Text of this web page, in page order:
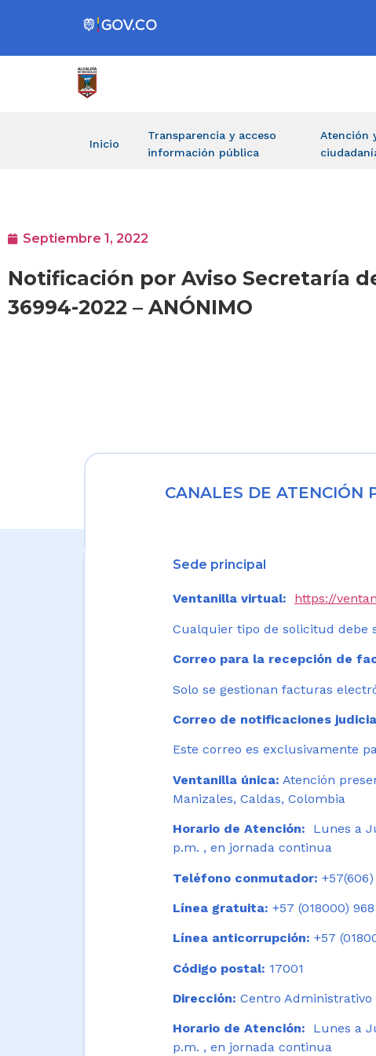
Inicio
Transparencia y acceso
información pública
Atención
Septiembre 1, 2022
Notificación por Aviso Secretaría
36994-2022 – ANÓNIMO
CANALES DE ATENCIÓN
Sede principal
Ventanilla virtual: https://
Cualquier tipo de solicitud debe
Correo para la recepción de
Solo se gestionan facturas
Correo de notificaciones
Este correo es exclusivamente
Ventanilla única: Atención
Manizales, Caldas, Colombia
Horario de Atención:
Lunes a
p.m. , en jornada continua
Teléfono conmutador:
Línea gratuita: +57 (018000)
Línea anticorrupción: +57
Código postal: 17001
Dirección: Centro Administrativo
Horario de Atención: Lunes a
p.m. , en jornada continua